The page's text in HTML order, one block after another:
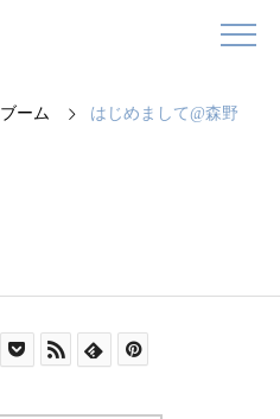
ーム はじめまして@森野